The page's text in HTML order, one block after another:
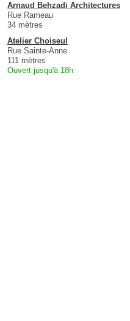
Arnaud Behzadi Architectures
Rue Rameau
34 mètres
Atelier Choiseul
Rue Sainte-Anne
111 mètres
Ouvert jusqu'à 18h